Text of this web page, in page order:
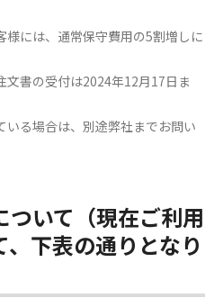
様には、通常保守費用の5割増しに
文書の受付は2024年12月17日ま
いる場合は、別途弊社までお問い
いて（現在ご利用
下表の通りとなり